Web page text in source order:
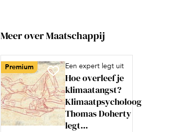
Meer over Maatschappij
Premium Een expert legt uit
Hoe overleef je
klimaatangst?
Klimaatpsycholoog
Thomas Doherty
legt...